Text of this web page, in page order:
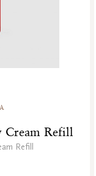
Cream Refill
Refill